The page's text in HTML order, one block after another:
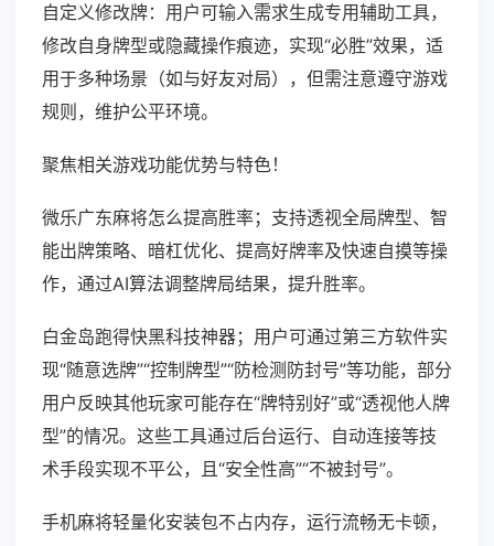
自定义修改牌：用户可输入需求生成专用辅助工具，
修改自身牌型或隐藏操作痕迹，实现“必胜”效果，适
用于多种场景（如与好友对局），但需注意遵守游戏
规则，维护公平环境。
聚焦相关游戏功能优势与特色！
微乐广东麻将怎么提高胜率；支持透视全局牌型、智
能出牌策略、暗杠优化、提高好牌率及快速自摸等操
作，通过AI算法调整牌局结果，提升胜率。
白金岛跑得快黑科技神器；用户可通过第三方软件实
现“随意选牌”“控制牌型”“防检测防封号”等功能，部分
用户反映其他玩家可能存在“牌特别好”或“透视他人牌
型”的情况。这些工具通过后台运行、自动连接等技
术手段实现不平公，且“安全性高”“不被封号”。
手机麻将轻量化安装包不占内存，运行流畅无卡顿，